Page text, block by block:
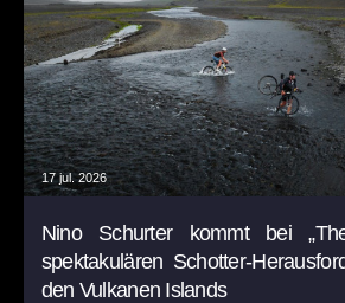
17 jul. 2026
Nino Schurter kommt bei
spektakulären Schotter-
den Vulkanen Islands